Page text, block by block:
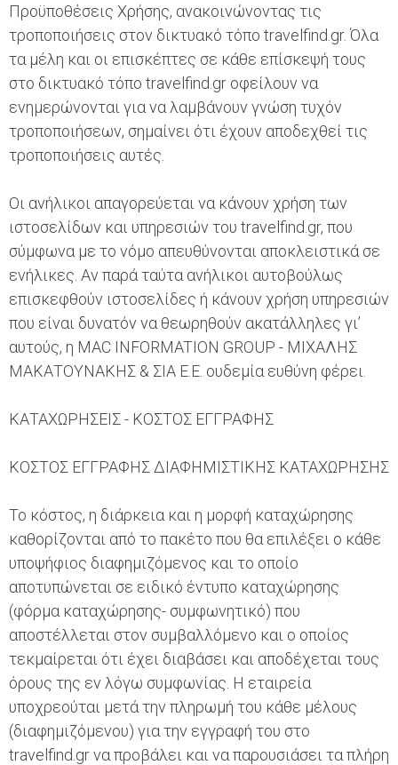
Προϋποθέσεις Χρήσης, ανακοινώνοντας τις
τροποποιήσεις στον δικτυακό τόπο travelfind.gr. Όλα
τα μέλη και οι επισκέπτες σε κάθε επίσκεψή τους
στο δικτυακό τόπο travelfind.gr οφείλουν να
ενημερώνονται για να λαμβάνουν γνώση τυχόν
τροποποιήσεων, σημαίνει ότι έχουν αποδεχθεί τις
τροποποιήσεις αυτές.
Οι ανήλικοι απαγορεύεται να κάνουν χρήση των
ιστοσελίδων και υπηρεσιών του travelfind.gr, που
σύμφωνα με το νόμο απευθύνονται αποκλειστικά σε
ενήλικες. Αν παρά ταύτα ανήλικοι αυτοβούλως
επισκεφθούν ιστοσελίδες ή κάνουν χρήση υπηρεσιών
που είναι δυνατόν να θεωρηθούν ακατάλληλες γι’
αυτούς, η MAC INFORMATION GROUP - ΜΙΧΑΛΗΣ
ΜΑΚΑΤΟΥΝΑΚΗΣ & ΣΙΑ Ε.Ε. ουδεμία ευθύνη φέρει.
ΚΑΤΑΧΩΡΗΣΕΙΣ - ΚΟΣΤΟΣ ΕΓΓΡΑΦΗΣ
ΚΟΣΤΟΣ ΕΓΓΡΑΦΗΣ ΔΙΑΦΗΜΙΣΤΙΚΗΣ ΚΑΤΑΧΩΡΗΣΗΣ
Το κόστος, η διάρκεια και η μορφή καταχώρησης
καθορίζονται από το πακέτο που θα επιλέξει ο κάθε
υποψήφιος διαφημιζόμενος και το οποίο
αποτυπώνεται σε ειδικό έντυπο καταχώρησης
(φόρμα καταχώρησης- συμφωνητικό) που
αποστέλλεται στον συμβαλλόμενο και ο οποίος
τεκμαίρεται ότι έχει διαβάσει και αποδέχεται τους
όρους της εν λόγω συμφωνίας. Η εταιρεία
υποχρεούται μετά την πληρωμή του κάθε μέλους
(διαφημιζόμενου) για την εγγραφή του στο
travelfind.gr να προβάλει και να παρουσιάσει τα πλήρη